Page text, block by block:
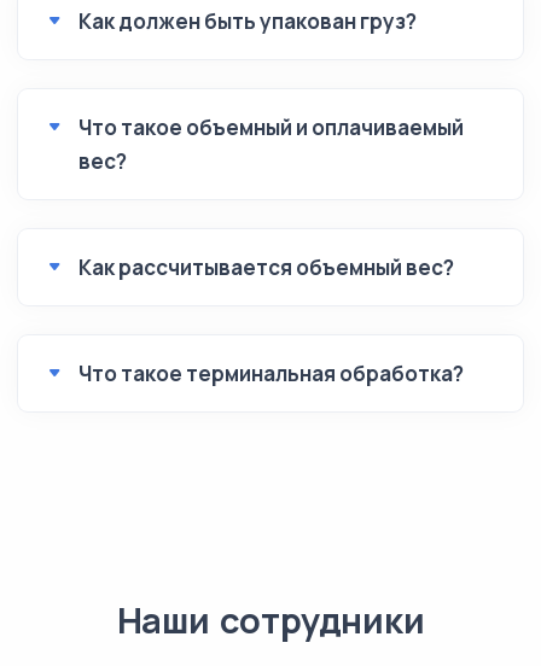
Как должен быть упакован груз?
Что такое объемный и оплачиваемый
вес?
Как рассчитывается объемный вес?
Что такое терминальная обработка?
Наши сотрудники